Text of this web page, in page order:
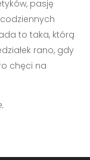
pasję
to taka, którą
rano, gdy
chęci na